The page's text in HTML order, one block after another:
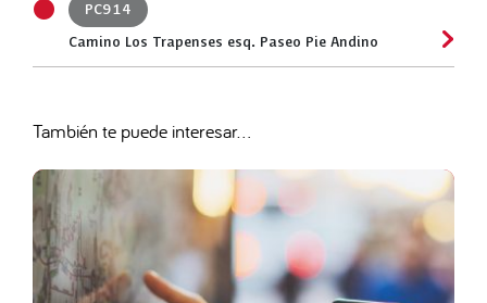
PC914
Camino Los Trapenses esq. Paseo Pie Andino
También te puede interesar...